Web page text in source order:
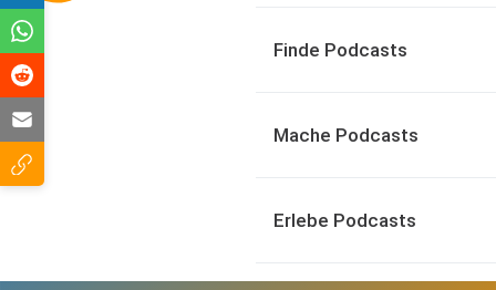
Finde Podcasts
Mache Podcasts
Erlebe Podcasts